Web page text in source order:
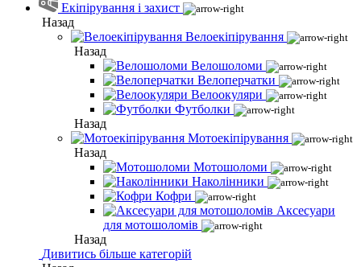
Екіпірування і захист
Назад
Велоекіпірування
Назад
Велошоломи
Велоперчатки
Велоокуляри
Футболки
Назад
Мотоекіпірування
Назад
Мотошоломи
Наколінники
Кофри
Аксесуари
для мотошоломів
Назад
Дивитись більше категорій